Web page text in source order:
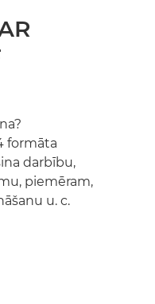
formāta
darbību,
piemēram,
u. c.